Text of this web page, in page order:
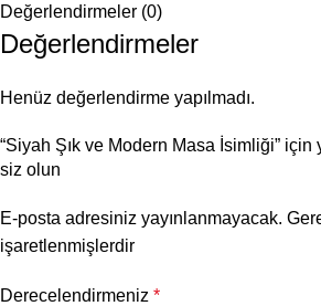
Değerlendirmeler (0)
Değerlendirmeler
Henüz değerlendirme yapılmadı.
“Siyah Şık ve Modern Masa İsimliği”
siz olun
E-posta adresiniz yayınlanmayacak.
işaretlenmişlerdir
Derecelendirmeniz *